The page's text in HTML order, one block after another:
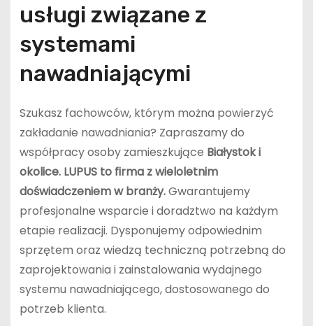
usługi związane z
systemami
nawadniającymi
Szukasz fachowców, którym można powierzyć
zakładanie nawadniania? Zapraszamy do
współpracy osoby zamieszkujące Białystok i
okolice. LUPUS to firma z wieloletnim
doświadczeniem w branży.Gwarantujemy
profesjonalne wsparcie i doradztwo na każdym
etapie realizacji. Dysponujemy odpowiednim
sprzętem oraz wiedzą techniczną potrzebną do
zaprojektowania i zainstalowania wydajnego
systemu nawadniającego, dostosowanego do
potrzeb klienta.